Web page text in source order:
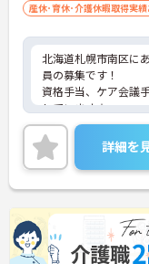
産休･育休･介護休暇取得実績
北海道札幌市南区に
員の募集です！
資格手当、ケア会議
しています☆
残業は無いので、プ
です♪
ご興味がある方はご
ので、お気軽にお問
詳細を